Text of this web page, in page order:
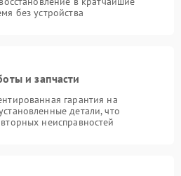
без устройства
и запчасти
гарантия на
детали, что
неисправностей